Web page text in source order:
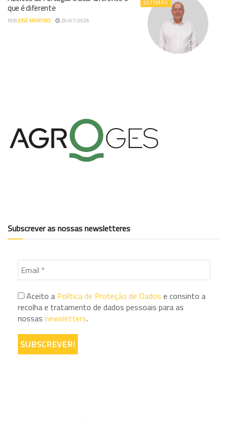
ÚLTIMAS
que é diferente
PORJOSÉ MARTINO 26/07/2026
Subscrever as nossas newsletteres
Aceito a Política de Proteção de Dados e consinto a
recolha e tratamento de dados pessoais para as
nossas newsletters.